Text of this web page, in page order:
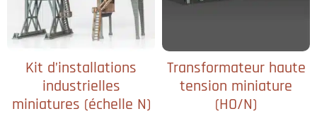
Kit d’installations
industrielles
miniatures (échelle N)
Transformateur haute
tension miniature
(HO/N)